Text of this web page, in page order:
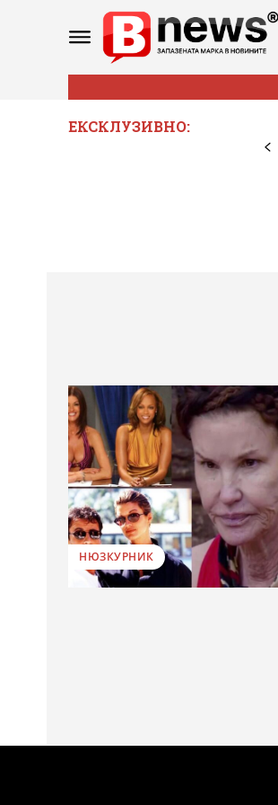
ЕКСКЛУЗИВНО:
НЮЗКУРНИК